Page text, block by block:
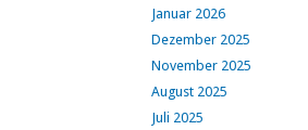
Januar 2026
Dezember 2025
November 2025
August 2025
Juli 2025